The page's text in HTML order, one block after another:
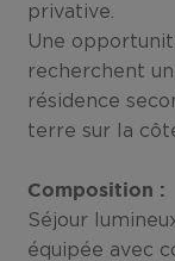
privative.
Une
recherchent
résidence
terre sur la
Composition :
Séjour
équipée avec